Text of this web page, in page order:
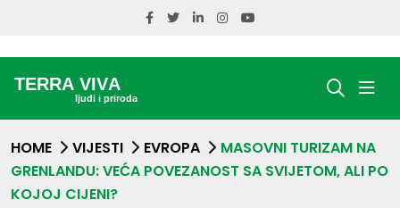
HOME VIJESTI EVROPA
MASOVNI TURIZAM NA
GRENLANDU: VEĆA POVEZANOST SA SVIJETOM, ALI PO
KOJOJ CIJENI?